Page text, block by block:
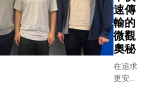
態」為
主題，
聚焦探
討人工
相關創
科產業
速傳
輸的
微觀
奧秘
在追求
更安